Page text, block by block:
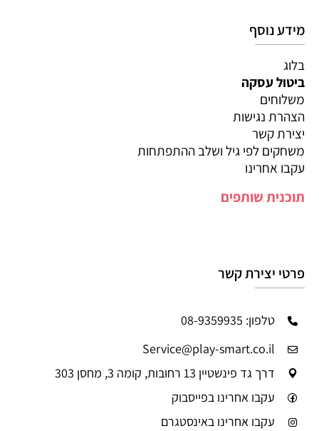
מידע נוסף
בלוג
ביטול עסקה
משלוחים
הצהרת נגישות
יצירת קשר
משחקים לפי גיל ושלב ההתפתחות
עקבו אחרינו
תוכנית שותפים
פרטי יצירת קשר
טלפון: 08-9359935
Service@play-smart.co.il
דרך גד פינשטיין 13 רחובות, קומה 3, מחסן 303
עקבו אחרינו בפייסבוק
עקבו אחרינו באינסטגרם